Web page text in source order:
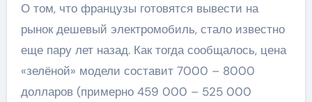
О том, что французы готовятся вывести на
рынок дешевый электромобиль, стало известно
еще пару лет назад. Как тогда сообщалось, цена
«зелёной» модели составит 7000 – 8000
долларов (примерно 459 000 – 525 000